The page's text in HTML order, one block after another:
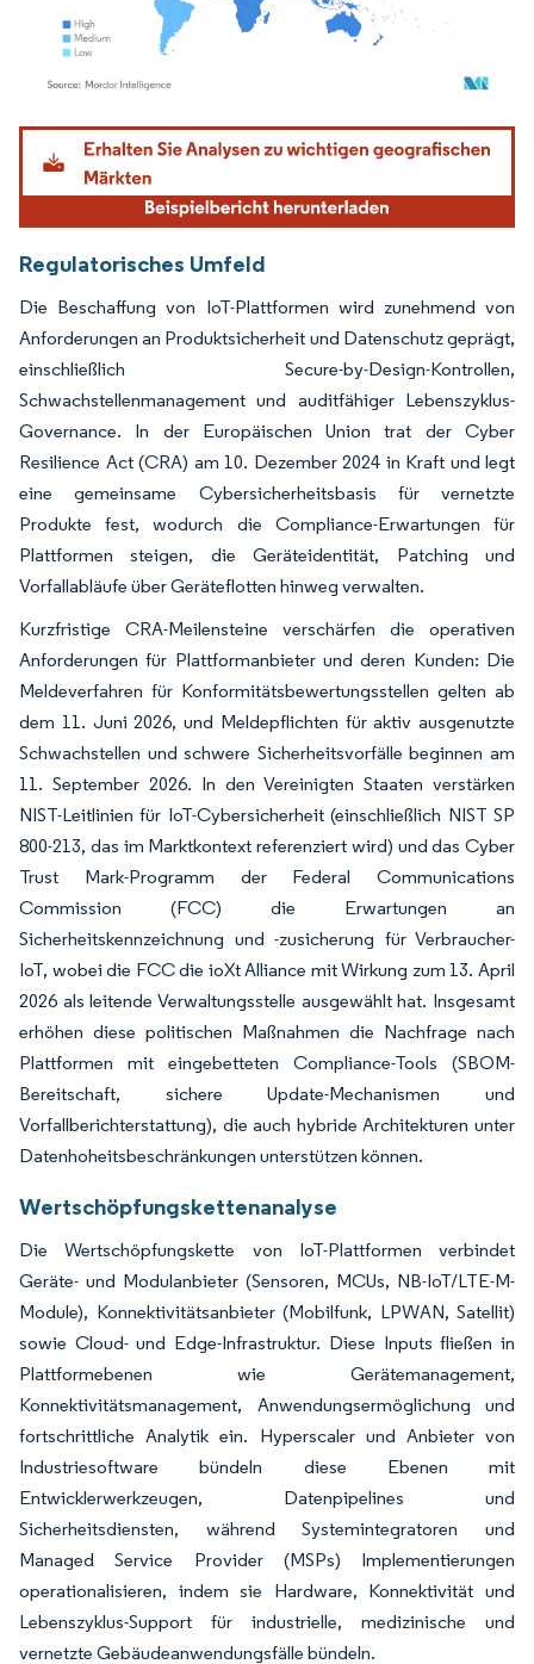
Bild © Mordor Intelligence. Wiederverwendung erfordert Namensnennung gemäß
Regulatorisches Umfeld
Die Beschaffung von IoT-Plattformen wird zunehmend von
Anforderungen an Produktsicherheit und Datenschutz geprägt,
einschließlich Secure-by-Design-Kontrollen,
Schwachstellenmanagement und auditfähiger Lebenszyklus-
Governance. In der Europäischen Union trat der Cyber
Resilience Act (CRA) am 10. Dezember 2024 in Kraft und legt
eine gemeinsame Cybersicherheitsbasis für vernetzte
Produkte fest, wodurch die Compliance-Erwartungen für
Plattformen steigen, die Geräteidentität, Patching und
Vorfallabläufe über Geräteflotten hinweg verwalten.
Kurzfristige CRA-Meilensteine verschärfen die operativen
Anforderungen für Plattformanbieter und deren Kunden: Die
Meldeverfahren für Konformitätsbewertungsstellen gelten ab
dem 11. Juni 2026, und Meldepflichten für aktiv ausgenutzte
Schwachstellen und schwere Sicherheitsvorfälle beginnen am
11. September 2026. In den Vereinigten Staaten verstärken
NIST-Leitlinien für IoT-Cybersicherheit (einschließlich NIST SP
800-213, das im Marktkontext referenziert wird) und das Cyber
Trust Mark-Programm der Federal Communications
Commission (FCC) die Erwartungen an
Sicherheitskennzeichnung und -zusicherung für Verbraucher-
IoT, wobei die FCC die ioXt Alliance mit Wirkung zum 13. April
2026 als leitende Verwaltungsstelle ausgewählt hat. Insgesamt
erhöhen diese politischen Maßnahmen die Nachfrage nach
Plattformen mit eingebetteten Compliance-Tools (SBOM-
Bereitschaft, sichere Update-Mechanismen und
Vorfallberichterstattung), die auch hybride Architekturen unter
Datenhoheitsbeschränkungen unterstützen können.
Wertschöpfungskettenanalyse
Die Wertschöpfungskette von IoT-Plattformen verbindet
Geräte- und Modulanbieter (Sensoren, MCUs, NB-IoT/LTE-M-
Module), Konnektivitätsanbieter (Mobilfunk, LPWAN, Satellit)
sowie Cloud- und Edge-Infrastruktur. Diese Inputs fließen in
Plattformebenen wie Gerätemanagement,
Konnektivitätsmanagement, Anwendungsermöglichung und
fortschrittliche Analytik ein. Hyperscaler und Anbieter von
Industriesoftware bündeln diese Ebenen mit
Entwicklerwerkzeugen, Datenpipelines und
Sicherheitsdiensten, während Systemintegratoren und
Managed Service Provider (MSPs) Implementierungen
operationalisieren, indem sie Hardware, Konnektivität und
Lebenszyklus-Support für industrielle, medizinische und
vernetzte Gebäudeanwendungsfälle bündeln.